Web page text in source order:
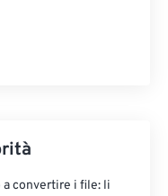
convertire i file: li